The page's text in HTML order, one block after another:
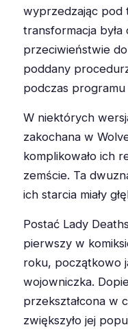
wyprzedzając pod
transformacja
przeciwieństwie do
poddany
podczas programu
W niektórych
zakochana w
komplikowało ich
zemście. Ta
ich starcia miały
Postać Lady
pierwszy w
roku, początkowo
wojowniczka.
przekształcona w
zwiększyło jej